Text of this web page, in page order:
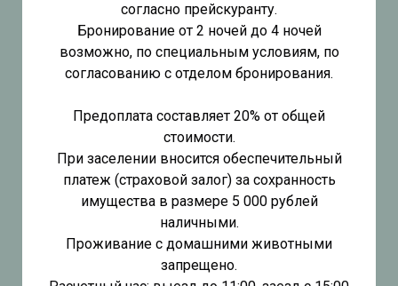
согласно прейскуранту.
Бронирование от 2 ночей до 4 ночей
возможно, по специальным условиям, по
согласованию с отделом бронирования.
Предоплата составляет 20% от общей
стоимости.
При заселении вносится обеспечительный
платеж (страховой залог) за сохранность
имущества в размере 5 000 рублей
наличными.
Проживание с домашними животными
запрещено.